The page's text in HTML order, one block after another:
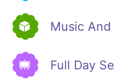
Music And
Full Day